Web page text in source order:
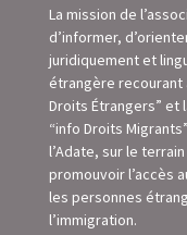
La mission de
d’informer,
juridiquement et
étrangère recourant
Droits Étrangers” et
“info Droits
l’Adate, sur le
promouvoir l’accès
les personnes
l’immigration.